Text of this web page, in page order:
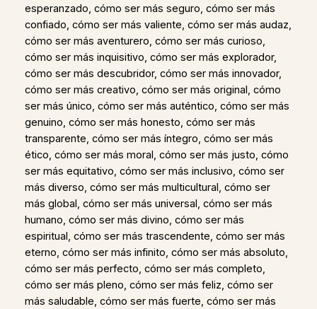
esperanzado, cómo ser más seguro, cómo ser más
confiado, cómo ser más valiente, cómo ser más audaz,
cómo ser más aventurero, cómo ser más curioso,
cómo ser más inquisitivo, cómo ser más explorador,
cómo ser más descubridor, cómo ser más innovador,
cómo ser más creativo, cómo ser más original, cómo
ser más único, cómo ser más auténtico, cómo ser más
genuino, cómo ser más honesto, cómo ser más
transparente, cómo ser más íntegro, cómo ser más
ético, cómo ser más moral, cómo ser más justo, cómo
ser más equitativo, cómo ser más inclusivo, cómo ser
más diverso, cómo ser más multicultural, cómo ser
más global, cómo ser más universal, cómo ser más
humano, cómo ser más divino, cómo ser más
espiritual, cómo ser más trascendente, cómo ser más
eterno, cómo ser más infinito, cómo ser más absoluto,
cómo ser más perfecto, cómo ser más completo,
cómo ser más pleno, cómo ser más feliz, cómo ser
más saludable, cómo ser más fuerte, cómo ser más